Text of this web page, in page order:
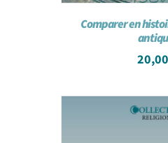
Comparer en